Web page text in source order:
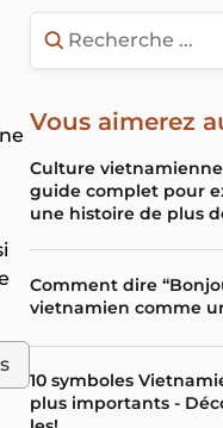
Vous aimerez
Culture vietnamienne
guide complet pour
une histoire de plus
Comment dire
vietnamien comme
10 symboles
plus importants -